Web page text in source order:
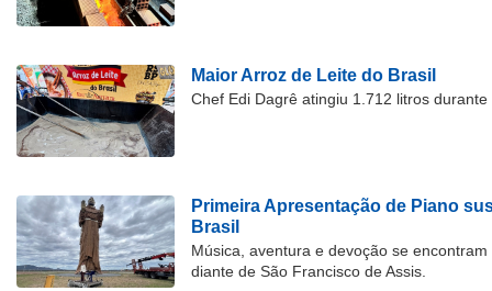
Maior Arroz de Leite do Brasil
Chef Edi Dagrê atingiu 1.712 litros
Primeira Apresentação de Piano
Brasil
Música, aventura e devoção se
diante de São Francisco de Assis.